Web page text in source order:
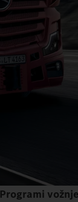
Programi